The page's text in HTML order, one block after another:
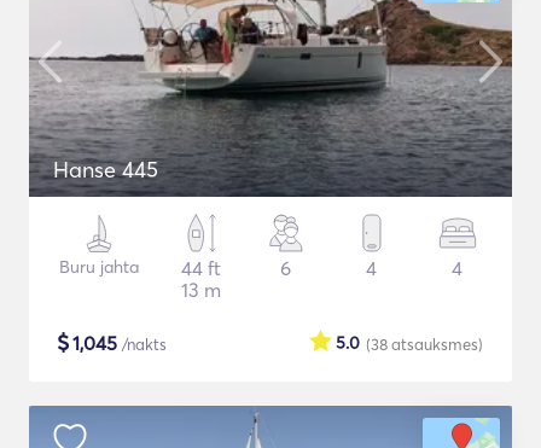
Hanse 445
Buru jahta
44 ft
13 m
6 4 4
$1,045 /nakts (38atsauksmes)
5.0